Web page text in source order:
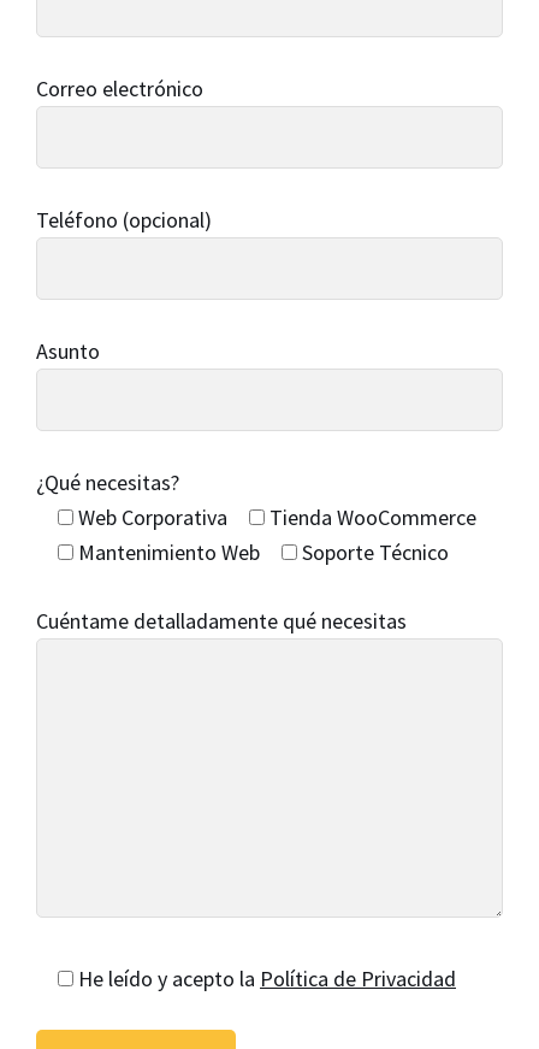
Correo electrónico
Teléfono (opcional)
Asunto
¿Qué necesitas?
Web Corporativa
Tienda WooCommerce
Mantenimiento Web
Soporte Técnico
Cuéntame detalladamente qué necesitas
He leído y acepto la Política de Privacidad